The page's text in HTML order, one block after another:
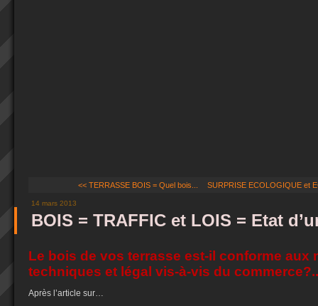
<< TERRASSE BOIS = Quel bois... SURPRISE ECOLOGIQUE et
14 mars 2013
BOIS = TRAFFIC et LOIS = Etat
Le bois de vos terrasse est-il conforme aux
techniques et légal vis-à-vis du
Après l’article sur…